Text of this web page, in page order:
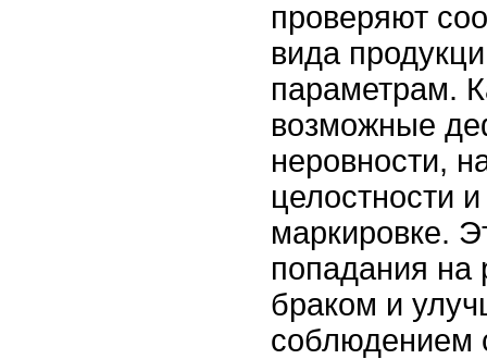
проверяют
вида
параметрам.
возможные
неровности,
целостности
маркировке.
попадания на
браком и
соблюдением